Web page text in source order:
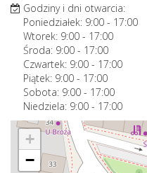
Godziny i dni otwarcia:
Poniedziałek: 9:00 - 17:00
Wtorek: 9:00 - 17:00
Środa: 9:00 - 17:00
Czwartek: 9:00 - 17:00
Piątek: 9:00 - 17:00
Sobota: 9:00 - 17:00
Niedziela: 9:00 - 17:00
+
−